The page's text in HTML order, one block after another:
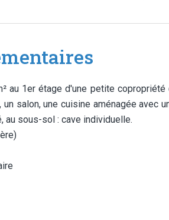
au 1er étage d'une petite
salon, une cuisine aménagée avec
au sous-sol : cave individuelle.